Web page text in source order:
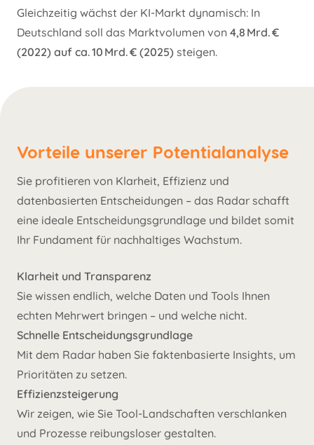
Gleichzeitig wächst der KI-Markt dynamisch: In
Deutschland soll das Marktvolumen von 4,8 Mrd. €
(2022) auf ca. 10 Mrd. € (2025) steigen.
Vorteile unserer Potentialanalyse
Sie profitieren von Klarheit, Effizienz und
datenbasierten Entscheidungen – das Radar schafft
eine ideale Entscheidungsgrundlage und bildet somit
Ihr Fundament für nachhaltiges Wachstum.
Klarheit und Transparenz
Sie wissen endlich, welche Daten und Tools Ihnen
echten Mehrwert bringen – und welche nicht.
Schnelle Entscheidungsgrundlage
Mit dem Radar haben Sie faktenbasierte Insights, um
Prioritäten zu setzen.
Effizienzsteigerung
Wir zeigen, wie Sie Tool-Landschaften verschlanken
und Prozesse reibungsloser gestalten.